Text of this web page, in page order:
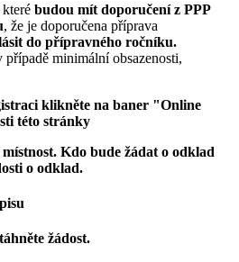
budou mít doporučení z PPP
, že je doporučena příprava
do přípravného ročníku.
minimální obsazenosti,
klikněte na baner "Online
této stránky
Kdo bude žádat o odklad
o odklad.
žádost.